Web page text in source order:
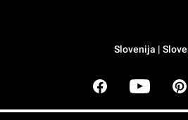
Slovenija |